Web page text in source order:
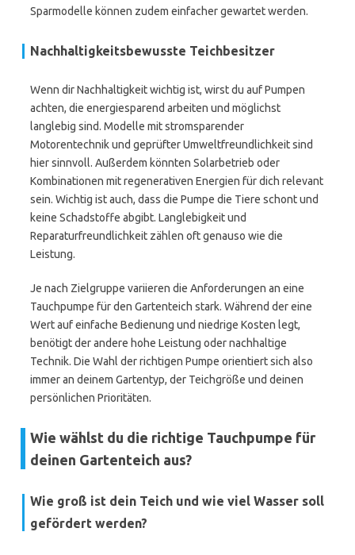
Sparmodelle können zudem einfacher gewartet werden.
Nachhaltigkeitsbewusste Teichbesitzer
Wenn dir Nachhaltigkeit wichtig ist, wirst du auf Pumpen
achten, die energiesparend arbeiten und möglichst
langlebig sind. Modelle mit stromsparender
Motorentechnik und geprüfter Umweltfreundlichkeit sind
hier sinnvoll. Außerdem könnten Solarbetrieb oder
Kombinationen mit regenerativen Energien für dich relevant
sein. Wichtig ist auch, dass die Pumpe die Tiere schont und
keine Schadstoffe abgibt. Langlebigkeit und
Reparaturfreundlichkeit zählen oft genauso wie die
Leistung.
Je nach Zielgruppe variieren die Anforderungen an eine
Tauchpumpe für den Gartenteich stark. Während der eine
Wert auf einfache Bedienung und niedrige Kosten legt,
benötigt der andere hohe Leistung oder nachhaltige
Technik. Die Wahl der richtigen Pumpe orientiert sich also
immer an deinem Gartentyp, der Teichgröße und deinen
persönlichen Prioritäten.
Wie wählst du die richtige Tauchpumpe für
deinen Gartenteich aus?
Wie groß ist dein Teich und wie viel Wasser soll
gefördert werden?